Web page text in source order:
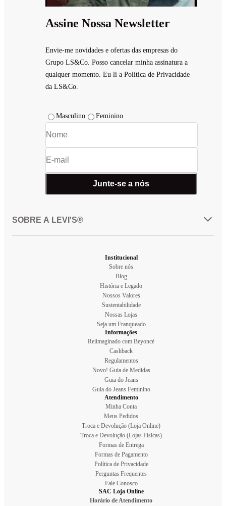
Assine Nossa Newsletter
Envie-me novidades e ofertas das empresas do
Grupo LS&Co. Posso cancelar minha assinatura a
qualquer momento. Eu li a Política de Privacidade
da LS&Co.
Masculino Feminino
Junte-se a nós
SOBRE A LEVI'S®
Institucional
Sobre nós
Blog
História e Legado
Nossos Valores
Sustentabilidade
Nossas Lojas
Seja um Franqueado
Informações
Reiimaginado com Beyoncé
Cashback
Regulamentos
Novo! Guia de Medidas
Guia do Jeans
Guia do Jeans Feminino
Atendimento
Minha Conta
Meus Pedidos
Troca e Devolução (Loja Online)
Troca e Devolução (Lojas Físicas)
Formas de Entrega
Formas de Pagamento
Política de Privacidade
Perguntas Frequentes
Fale Conosco
SAC Loja Online
Horário de Atendimento